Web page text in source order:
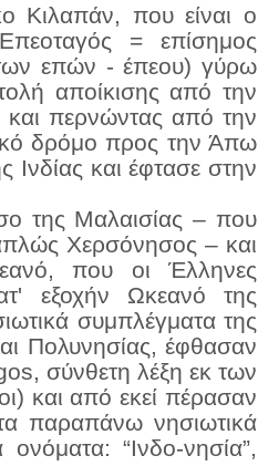
Κιλαπάν, που είναι ο
= επίσημος
επών - έπεου) γύρω
αποίκισης από την
περνώντας από την
δρόμο προς την Άπω
Ινδίας και έφτασε στην
της Μαλαισίας – που
Χερσόνησος – και
που οι Έλληνες
εξοχήν Ωκεανό της
συμπλέγματα της
Πολυνησίας, έφθασαν
σύνθετη λέξη εκ των
και από εκεί πέρασαν
παραπάνω νησιωτικά
“Ινδο-νησία”,